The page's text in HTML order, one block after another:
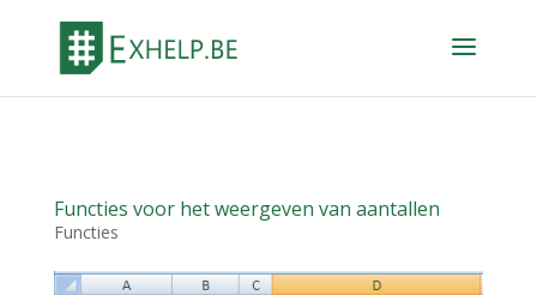
Functies voor het weergeven van aantallen
Functies